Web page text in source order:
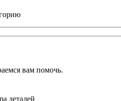
вам помочь.
деталей